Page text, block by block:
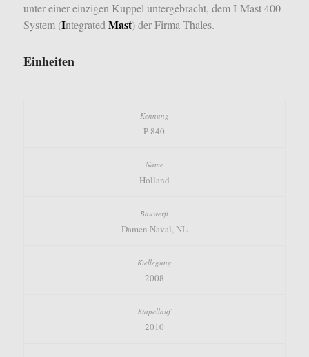
unter einer einzigen Kuppel untergebracht, dem I-Mast 400-
System (IntegratedMast) der Firma Thales.
Einheiten
P 840
Holland
Damen Naval, NL
2008
2010